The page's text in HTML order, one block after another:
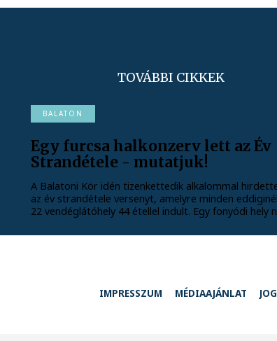
TOVÁBBI CIKKEK
BALATON
Egy furcsa halkonzerv lett az Év
Strandétele - mutatjuk!
A Balatoni Kör idén tizenkettedik alkalommal
az év strandétele versenyt, amelyre minden
22 vendéglátóhely 44 étellel indult. Egy fonyódi hely
IMPRESSZUM MÉDIAAJÁNLAT